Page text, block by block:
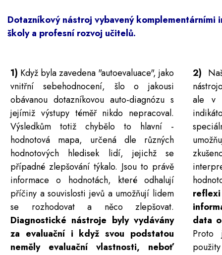
Dotazníkový nástroj vybavený komplementárními
školy a profesní rozvoj učitelů.
1) Když byla zavedena "autoevaluace", jako
vnitřní sebehodnocení, šlo o jakousi
obávanou dotazníkovou auto-diagnózu s
jejímiž výstupy téměř nikdo nepracoval.
Výsledkům totiž chybělo to hlavní -
hodnotová mapa, určená dle různých
hodnotových hledisek lidí, jejichž se
případné zlepšování týkalo. Jsou to právě
informace o hodnotách, které odhalují
příčiny a souvislosti jevů a umožňují lidem
se rozhodovat a něco zlepšovat.
Diagnostické nástroje byly vydávány
za evaluační i když svou podstatou
neměly evaluační vlastnosti, neboť
2)
ale v
data
Proto